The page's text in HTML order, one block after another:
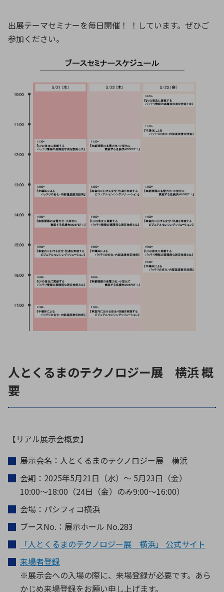
出展テーマセミナーを毎日開催！ ！しています。ぜひご
参加ください。
人とくるまのテクノロジー展 横浜 概
要
【リアル展示会概要】
展示会名：人とくるまのテクノロジー展 横浜
会期：2025年5月21日（水）～ 5月23日（金）
10:00～18:00（24日（金）のみ9:00～16:00）
会場：パシフィコ横浜
ブースNo.：展示ホール No.283
「人とくるまのテクノロジー展 横浜」 公式サイト
来場者登録
※展示会への入場の際に、来場登録が必要です。あら
かじめ来場登録をお願い申し上げます。